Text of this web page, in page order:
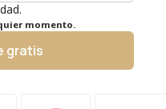
momento.
gratis